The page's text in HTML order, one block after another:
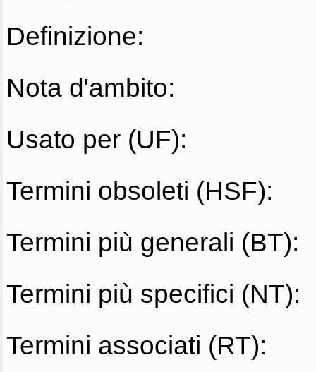
Definizione:
Nota d'ambito:
Usato per (UF):
Termini obsoleti (HSF):
Termini più generali (BT):
Termini più specifici (NT):
Termini associati (RT):